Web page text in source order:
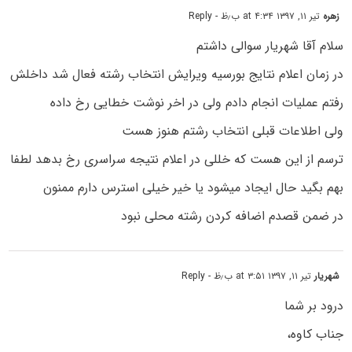
زهره تیر ۱۱, ۱۳۹۷ at ۴:۳۴ ب٫ظ - Reply
سلام آقا شهریار سوالی داشتم
در زمان اعلام نتایج بورسیه ویرایش انتخاب رشته فعال شد داخلش
رفتم عملیات انجام دادم ولی در اخر نوشت خطایی رخ داده
ولی اطلاعات قبلی انتخاب رشتم هنوز هست
ترسم از این هست که خللی در اعلام نتیجه سراسری رخ بدهد لطفا
بهم بگید حال ایجاد میشود یا خیر خیلی استرس دارم ممنون
در ضمن قصدم اضافه کردن رشته محلی نبود
شهریارتیر ۱۱, ۱۳۹۷ at ۳:۵۱ ب٫ظ - Reply
درود بر شما
جناب کاوه،